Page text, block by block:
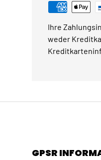
Ihre
weder
GPSR